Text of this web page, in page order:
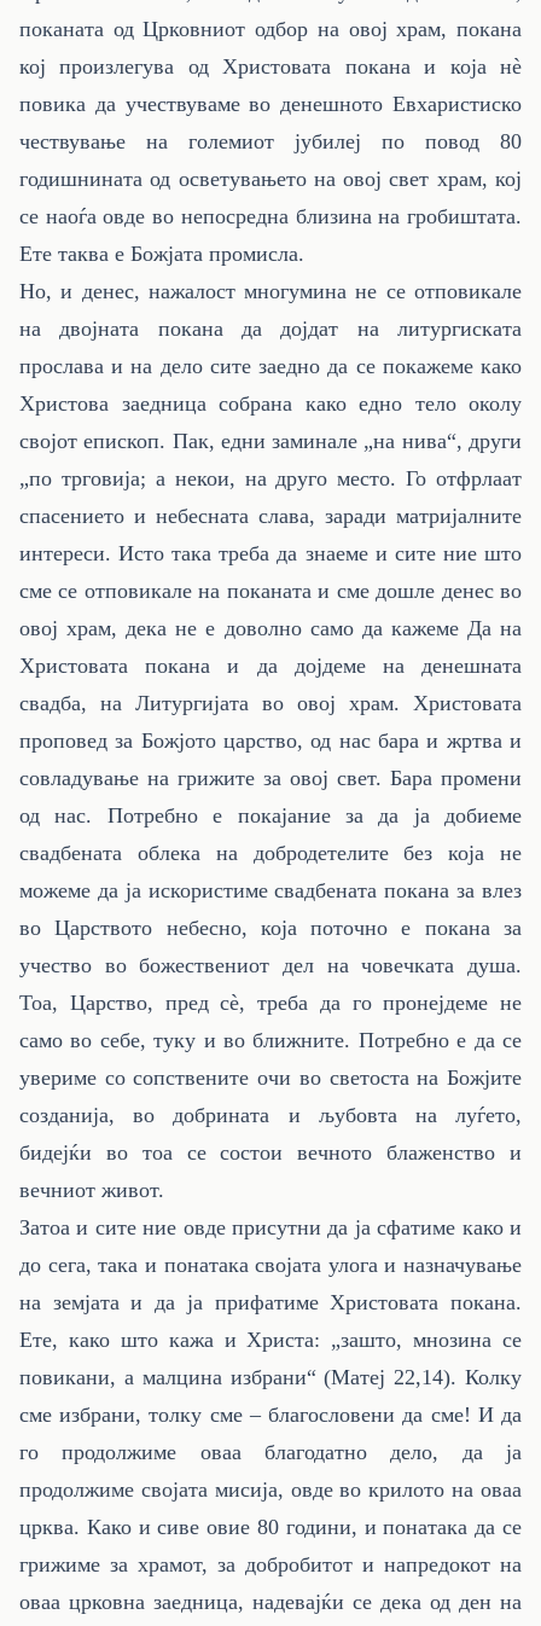
поканата од Црковниот одбор на овој храм, покана
кој произлегува од Христовата покана и која нè
повика да учествуваме во денешното Евхаристиско
чествување на големиот јубилеј по повод 80
годишнината од осветувањето на овој свет храм, кој
се наоѓа овде во непосредна близина на гробиштата.
Ете таква е Божјата промисла.
Но, и денес, нажалост многумина не се отповикале
на двојната покана да дојдат на литургиската
прослава и на дело сите заедно да се покажеме како
Христова заедница собрана како едно тело околу
својот епископ. Пак, едни заминале „на нива“, други
„по трговија; а некои, на друго место. Го отфрлаат
спасението и небесната слава, заради матријалните
интереси. Исто така треба да знаеме и сите ние што
сме се отповикале на поканата и сме дошле денес во
овој храм, дека не е доволно само да кажеме Да на
Христовата покана и да дојдеме на денешната
свадба, на Литургијата во овој храм. Христовата
проповед за Божјото царство, од нас бара и жртва и
совладување на грижите за овој свет. Бара промени
од нас. Потребно е покајание за да ја добиеме
свадбената облека на добродетелите без која не
можеме да ја искористиме свадбената покана за влез
во Царството небесно, која поточно е покана за
учество во божествениот дел на човечката душа.
Тоа, Царство, пред сè, треба да го пронејдеме не
само во себе, туку и во ближните. Потребно е да се
увериме со сопствените очи во светоста на Божјите
созданија, во добрината и љубовта на луѓето,
бидејќи во тоа се состои вечното блаженство и
вечниот живот.
Затоа и сите ние овде присутни да ја сфатиме како и
до сега, така и понатака својата улога и назначување
на земјата и да ја прифатиме Христовата покана.
Ете, како што кажа и Христа: „зашто, мнозина се
повикани, а малцина избрани“ (Матеј 22,14). Колку
сме избрани, толку сме – благословени да сме! И да
го продолжиме оваа благодатно дело, да ја
продолжиме својата мисија, овде во крилото на оваа
црква. Како и сиве овие 80 години, и понатака да се
грижиме за храмот, за добробитот и напредокот на
оваа црковна заедница, надевајќи се дека од ден на